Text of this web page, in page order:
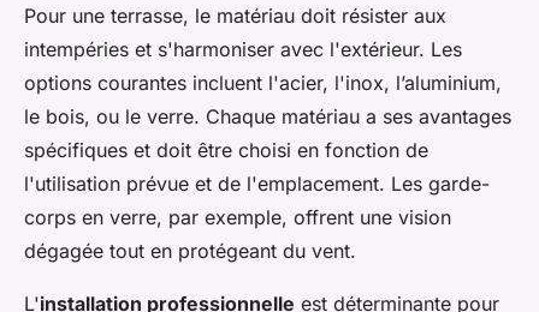
Pour une terrasse, le matériau doit résister aux
intempéries et s'harmoniser avec l'extérieur. Les
options courantes incluent l'acier, l'inox, l’aluminium,
le bois, ou le verre. Chaque matériau a ses avantages
spécifiques et doit être choisi en fonction de
l'utilisation prévue et de l'emplacement. Les garde-
corps en verre, par exemple, offrent une vision
dégagée tout en protégeant du vent.
L'installation professionnelle est déterminante pour